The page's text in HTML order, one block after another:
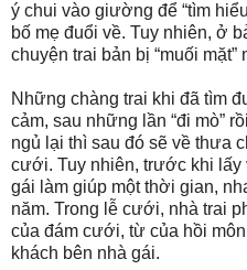
ý chui vào giường để “tìm
bố mẹ đuổi về. Tuy nhiên, ở
chuyện trai bản bị “muối mặt”
Những chàng trai khi đã tìm
cảm, sau những lần “đi mò”
ngủ lại thì sau đó sẽ về thưa
cưới. Tuy nhiên, trước khi lấy
gái làm giúp một thời gian,
năm. Trong lễ cưới, nhà trai
của đám cưới, từ của hồi
khách bên nhà gái.